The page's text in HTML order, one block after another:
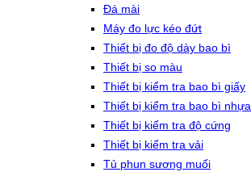
Đá mài
Máy đo lực kéo đứt
Thiết bị đo độ dày bao bì
Thiết bị so màu
Thiết bị kiểm tra bao bì giấy
Thiết bị kiểm tra bao bì nhựa
Thiết bị kiểm tra độ cứng
Thiết bị kiểm tra vải
Tủ phun sương muối